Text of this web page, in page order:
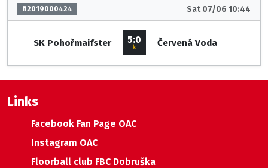
#2019000424 Sat 07/06 10:44
SK Pohořmaifster 5:0
k Červená Voda
Links
Facebook Fan Page OAC
Instagram OAC
Floorball club FBC Dobruška